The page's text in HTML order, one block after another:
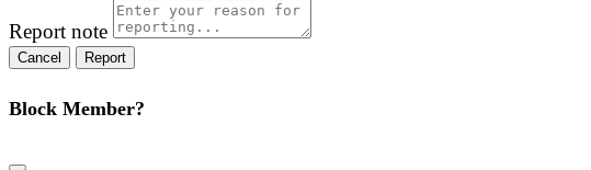
Report note
Report
Block Member?